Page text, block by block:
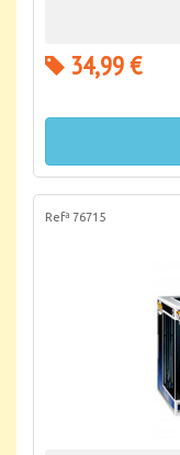
34,99 €
Refª 76715